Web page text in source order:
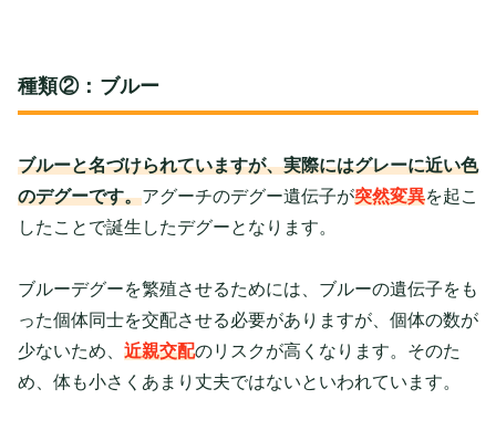
種類②：ブルー
ブルーと名づけられていますが、実際にはグレーに近い色
のデグーです。アグーチのデグー遺伝子が突然変異を起こ
したことで誕生したデグーとなります。
ブルーデグーを繁殖させるためには、ブルーの遺伝子をも
った個体同士を交配させる必要がありますが、個体の数が
少ないため、 近親交配のリスクが高くなります。そのた
め、体も小さくあまり丈夫ではないといわれています。